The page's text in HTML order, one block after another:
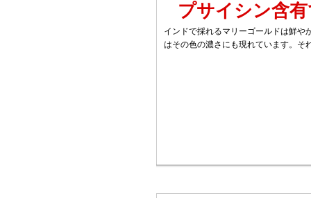
プサイシン含
インドで採れるマリーゴールドは鮮や
はその色の濃さにも現れています。そ